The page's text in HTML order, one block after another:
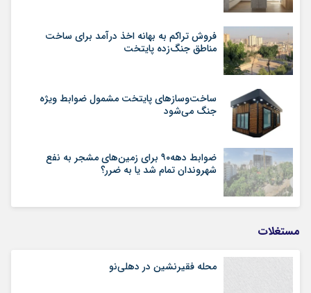
فروش تراکم به بهانه اخذ درآمد برای ساخت
مناطق جنگ‌زده پایتخت
ساخت‌وسازهای پایتخت مشمول ضوابط ویژه
جنگ می‌شود
ضوابط دهه۹۰ برای زمین‌های مشجر به نفع
شهروندان تمام شد یا به ضرر؟
مستغلات
محله فقیرنشین در دهلی‏‌نو